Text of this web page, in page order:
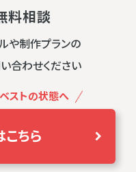
料相談
や制作プランの
合わせください
ストの状態へ
ちら